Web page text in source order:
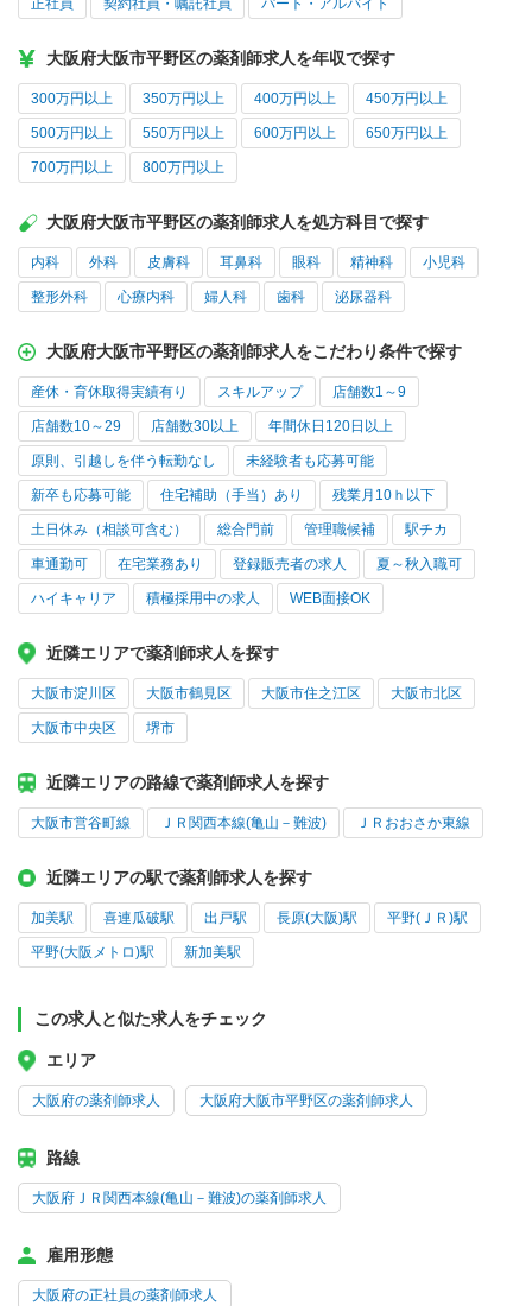
正社員 契約社員・嘱託社員 パート・アルバイト
大阪府大阪市平野区の薬剤師求人を年収で探す
300万円以上 350万円以上 400万円以上 450万円以上
500万円以上 550万円以上 600万円以上 650万円以上
700万円以上 800万円以上
大阪府大阪市平野区の薬剤師求人を処方科目で探す
内科 外科 皮膚科 耳鼻科 眼科 精神科 小児科
整形外科 心療内科 婦人科 歯科 泌尿器科
大阪府大阪市平野区の薬剤師求人をこだわり条件で探す
産休・育休取得実績有り スキルアップ 店舗数1～9
店舗数10～29 店舗数30以上 年間休日120日以上
原則、引越しを伴う転勤なし 未経験者も応募可能
新卒も応募可能 住宅補助（手当）あり 残業月10ｈ以下
土日休み（相談可含む） 総合門前 管理職候補 駅チカ
車通勤可 在宅業務あり 登録販売者の求人 夏～秋入職可
ハイキャリア 積極採用中の求人 WEB面接OK
近隣エリアで薬剤師求人を探す
大阪市淀川区 大阪市鶴見区 大阪市住之江区 大阪市北区
大阪市中央区 堺市
近隣エリアの路線で薬剤師求人を探す
大阪市営谷町線 ＪＲ関西本線(亀山－難波) ＪＲおおさか東線
近隣エリアの駅で薬剤師求人を探す
加美駅 喜連瓜破駅 出戸駅 長原(大阪)駅 平野(ＪＲ)駅
平野(大阪メトロ)駅 新加美駅
この求人と似た求人をチェック
エリア
大阪府の薬剤師求人 大阪府大阪市平野区の薬剤師求人
路線
大阪府ＪＲ関西本線(亀山－難波)の薬剤師求人
雇用形態
大阪府の正社員の薬剤師求人